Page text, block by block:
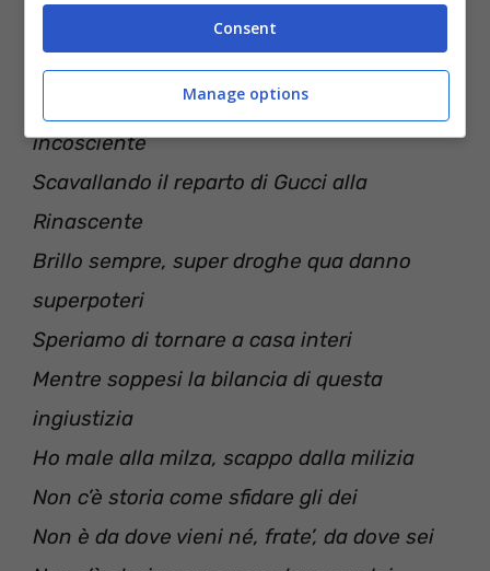
Solo un fregna frigna, ma ‘sto flow è post
trauma
Tra le sue cosce è cash o niente,
incosciente
Scavallando il reparto di Gucci alla
Rinascente
Brillo sempre, super droghe qua danno
superpoteri
Speriamo di tornare a casa interi
Mentre soppesi la bilancia di questa
ingiustizia
Ho male alla milza, scappo dalla milizia
Non c’è storia come sfidare gli dei
Non è da dove vieni né, frate’, da dove sei
Consent
Manage options